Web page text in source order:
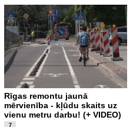
Rīgas remontu jaunā
mērvienība - kļūdu skaits uz
vienu metru darbu! (+ VIDEO)
7